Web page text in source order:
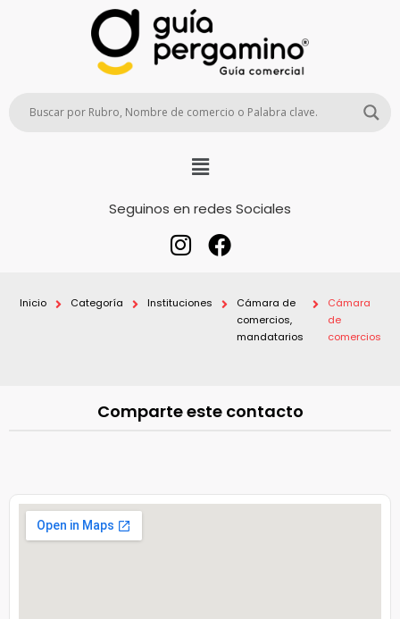
Seguinos en redes Sociales
Inicio Categoría Instituciones
Cámara de
comercios,
mandatarios
Cámara
de
comercios
Comparte este contacto